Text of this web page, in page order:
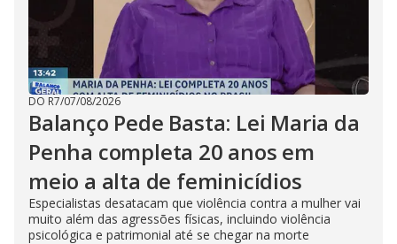
DO R7/07/08/2026
Balanço Pede Basta: Lei Maria da
Penha completa 20 anos em
meio a alta de feminicídios
Especialistas desatacam que violência contra a mulher vai
muito além das agressões físicas, incluindo violência
psicológica e patrimonial até se chegar na morte